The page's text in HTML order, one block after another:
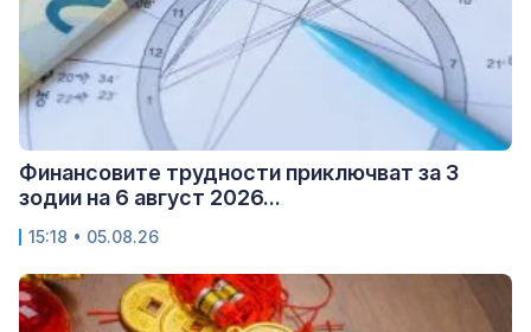
Финансовите трудности приключват за 3
зодии на 6 август 2026...
15:18 • 05.08.26